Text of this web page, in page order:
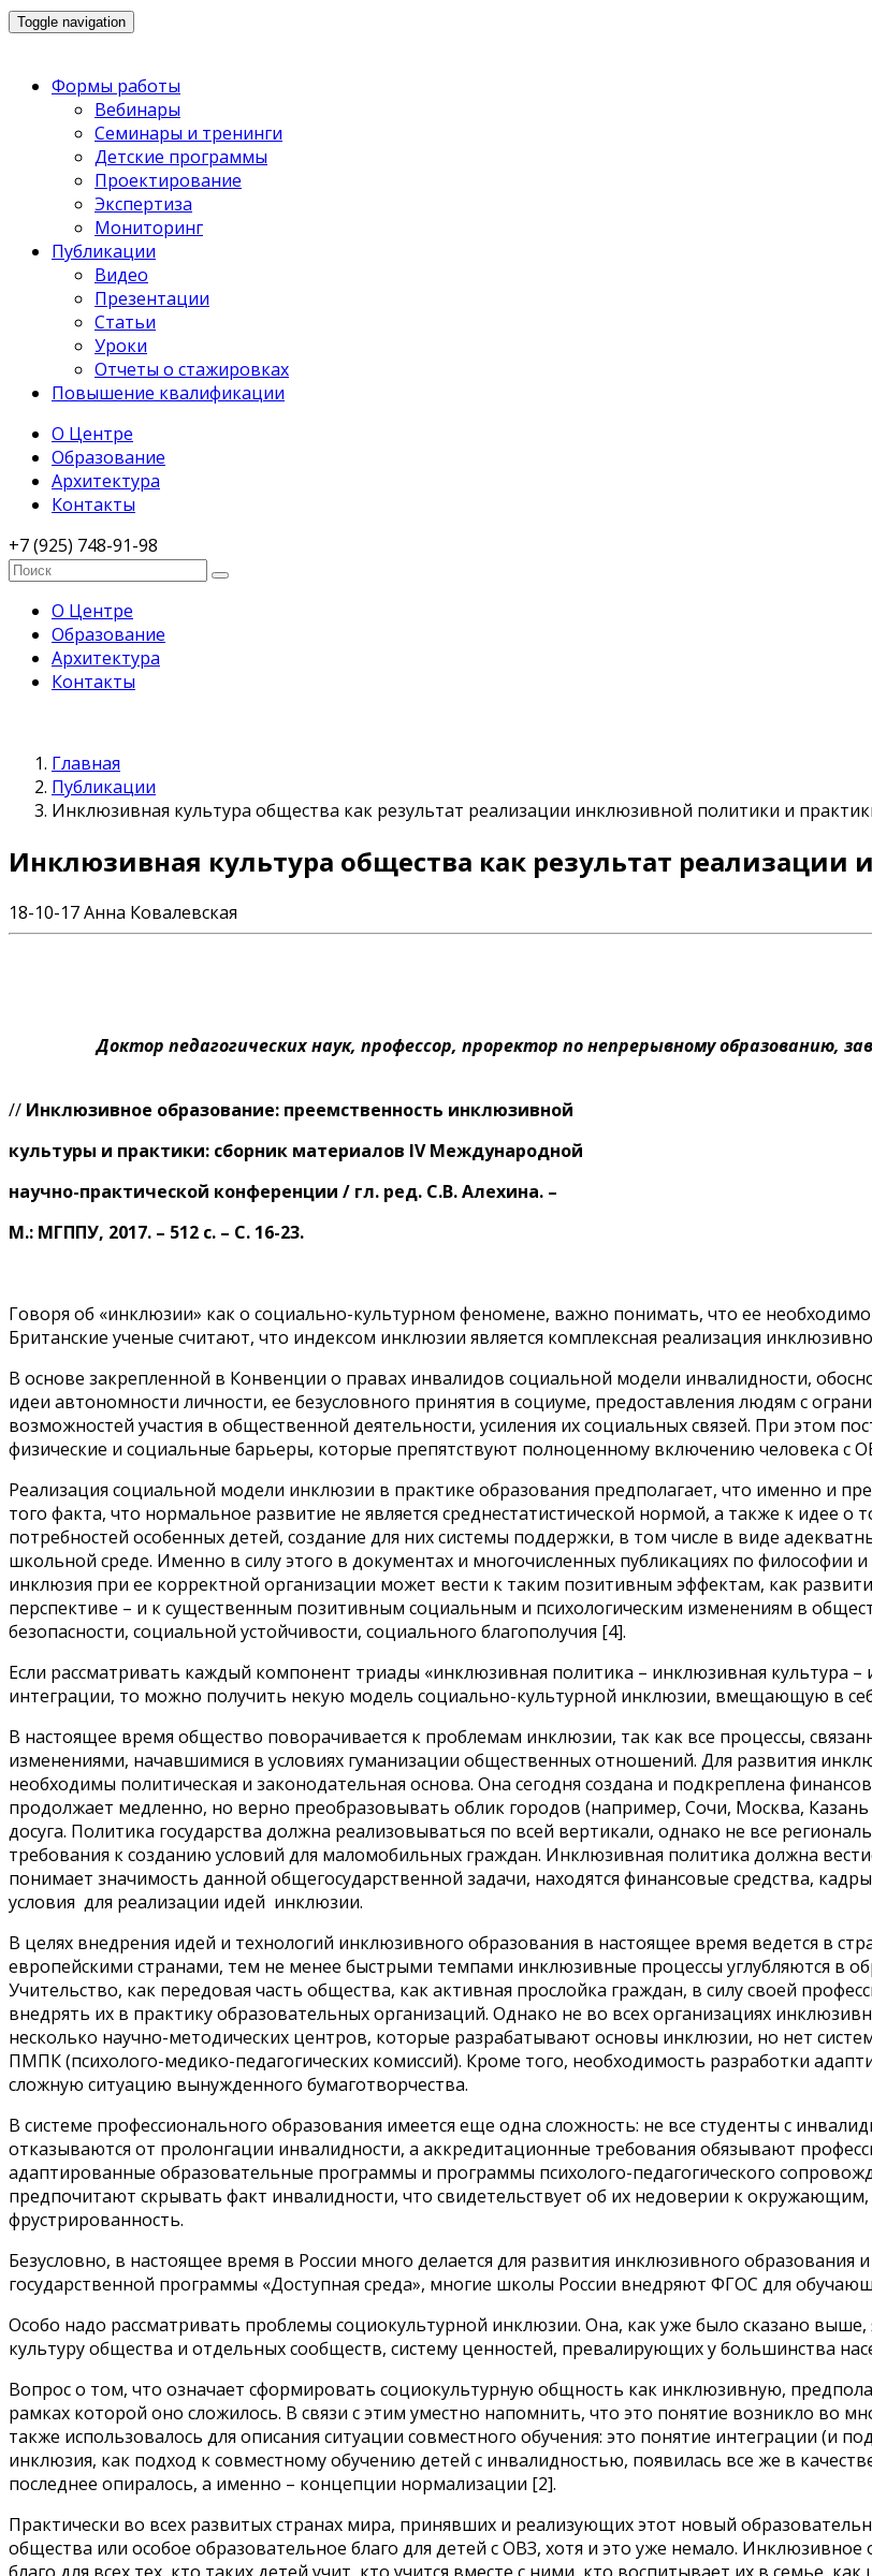
Toggle navigation
Формы работы
Вебинары
Семинары и тренинги
Детские программы
Проектирование
Экспертиза
Мониторинг
Публикации
Видео
Презентации
Статьи
Уроки
Отчеты о стажировках
Повышение квалификации
О Центре
Образование
Архитектура
Контакты
+7 (925) 748-91-98
О Центре
Образование
Архитектура
Контакты
Главная
Публикации
Инклюзивная культура общества как результат реализации инклюзивной политики и
Инклюзивная культура общества как результат
18-10-17Анна Ковалевская
Доктор педагогических наук, профессор, проректор по непрерывному образованию,
// Инклюзивное образование: преемственность инклюзивной
культуры и практики: сборник материалов IV Международной
научно-практической конференции / гл. ред. С.В. Алехина. –
М.: МГППУ, 2017. – 512 с. – С. 16-23.
Говоря об «инклюзии» как о социально-культурном феномене, важно понимать, что ее
Британские ученые считают, что индексом инклюзии является комплексная реализация
В основе закрепленной в Конвенции о правах инвалидов социальной модели инвалидности,
идеи автономности личности, ее безусловного принятия в социуме, предоставления людям с
возможностей участия в общественной деятельности, усиления их социальных связей. При этом
физические и социальные барьеры, которые препятствуют полноценному включению человека с
Реализация социальной модели инклюзии в практике образования предполагает, что именно и
того факта, что нормальное развитие не является среднестатистической нормой, а также к идее
потребностей особенных детей, создание для них системы поддержки, в том числе в виде
школьной среде. Именно в силу этого в документах и многочисленных публикациях по философии
инклюзия при ее корректной организации может вести к таким позитивным эффектам, как
перспективе – и к существенным позитивным социальным и психологическим изменениям в
безопасности, социальной устойчивости, социального благополучия [4].
Если рассматривать каждый компонент триады «инклюзивная политика – инклюзивная культура
интеграции, то можно получить некую модель социально-культурной инклюзии, вмещающую в
В настоящее время общество поворачивается к проблемам инклюзии, так как все процессы,
изменениями, начавшимися в условиях гуманизации общественных отношений. Для развития
необходимы политическая и законодательная основа. Она сегодня создана и подкреплена
продолжает медленно, но верно преобразовывать облик городов (например, Сочи, Москва,
досуга. Политика государства должна реализовываться по всей вертикали, однако не все
требования к созданию условий для маломобильных граждан. Инклюзивная политика должна
понимает значимость данной общегосударственной задачи, находятся финансовые средства,
условия для реализации идей инклюзии.
В целях внедрения идей и технологий инклюзивного образования в настоящее время ведется в
европейскими странами, тем не менее быстрыми темпами инклюзивные процессы углубляются в
Учительство, как передовая часть общества, как активная прослойка граждан, в силу своей
внедрять их в практику образовательных организаций. Однако не во всех организациях
несколько научно-методических центров, которые разрабатывают основы инклюзии, но нет
ПМПК (психолого-медико-педагогических комиссий). Кроме того, необходимость разработки
сложную ситуацию вынужденного бумаготворчества.
В системе профессионального образования имеется еще одна сложность: не все студенты с
отказываются от пролонгации инвалидности, а аккредитационные требования обязывают
адаптированные образовательные программы и программы психолого-педагогического
предпочитают скрывать факт инвалидности, что свидетельствует об их недоверии к
фрустрированность.
Безусловно, в настоящее время в России много делается для развития инклюзивного
государственной программы «Доступная среда», многие школы России внедряют ФГОС для
Особо надо рассматривать проблемы социокультурной инклюзии. Она, как уже было сказано
культуру общества и отдельных сообществ, систему ценностей, превалирующих у большинства
Вопрос о том, что означает сформировать социокультурную общность как инклюзивную,
рамках которой оно сложилось. В связи с этим уместно напомнить, что это понятие возникло во
также использовалось для описания ситуации совместного обучения: это понятие интеграции (и
инклюзия, как подход к совместному обучению детей с инвалидностью, появилась все же в
последнее опиралось, а именно – концепции нормализации [2].
Практически во всех развитых странах мира, принявших и реализующих этот новый
общества или особое образовательное благо для детей с ОВЗ, хотя и это уже немало.